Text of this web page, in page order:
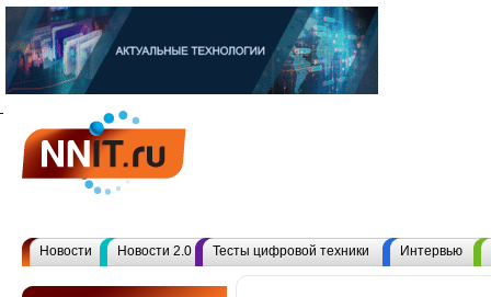
Новости Новости 2.0 Тесты цифровой техники Интервью